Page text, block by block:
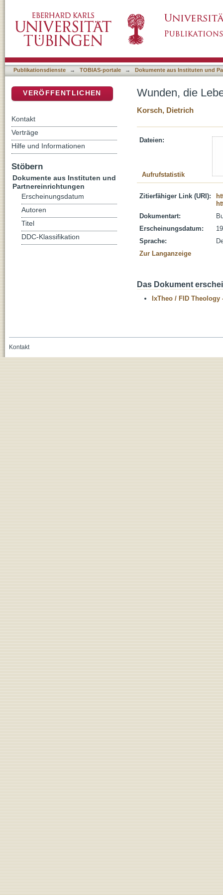
Publikationsdienste → TOBIAS-portale → Dokumente aus Instituten und
Wunden, die
Korsch, Dietrich
Dateien:
Aufrufstatistik
Zitierfähiger Link (URI):
Dokumentart:
Erscheinungsdatum:
Sprache:
Zur Langanzeige
Das Dokument
IxTheo / FID Theology
VERÖFFENTLICHEN
Kontakt
Verträge
Hilfe und Informationen
Stöbern
Dokumente aus Instituten und
Partnereinrichtungen
Erscheinungsdatum
Autoren
Titel
DDC-Klassifikation
Kontakt